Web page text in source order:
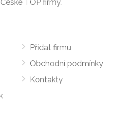
TOP firmy.
Přidat firmu
Obchodní podmínky
Kontakty